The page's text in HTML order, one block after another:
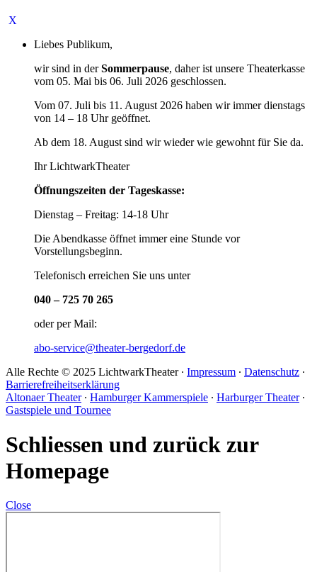
Liebes Publikum,
wir sind in derSommerpause, daher ist unsere Theaterkasse
vom 05. Mai bis 06. Juli 2026 geschlossen.
Vom 07. Juli bis 11. August 2026 haben wir immer dienstags
von 14 – 18 Uhr geöffnet.
Ab dem 18. August sind wir wieder wie gewohnt für Sie da.
Ihr LichtwarkTheater
Öffnungszeiten der Tageskasse:
Dienstag – Freitag: 14-18 Uhr
Die Abendkasse öffnet immer eine Stunde vor
Vorstellungsbeginn.
Telefonisch erreichen Sie uns unter
040 – 725 70 265
oder per Mail:
abo-service@theater-bergedorf.de
Alle Rechte © 2025 LichtwarkTheater ∙ Impressum ∙ Datenschutz ∙
Barrierefreiheitserklärung
Altonaer Theater∙ Hamburger Kammerspiele ∙ Harburger Theater∙
Gastspiele und Tournee
Schliessen und zurück zur
Homepage
Close